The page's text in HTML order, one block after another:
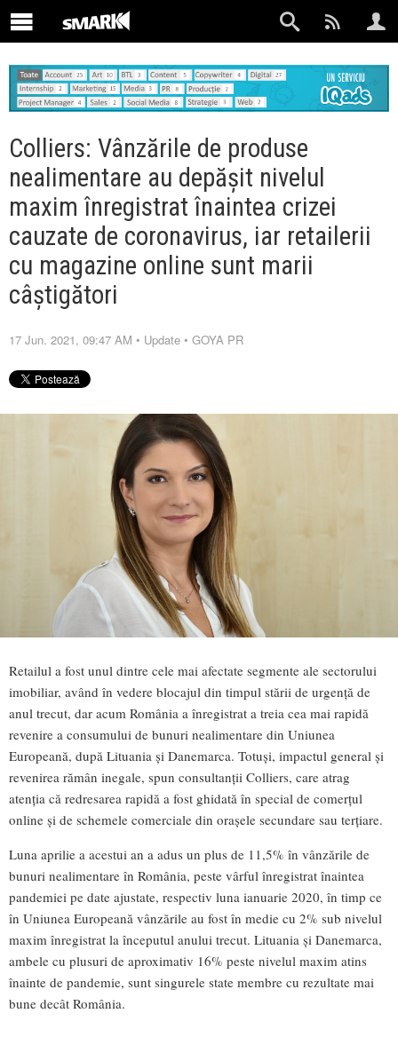
Colliers: Vânzările de produse
nealimentare au depășit nivelul
maxim înregistrat înaintea crizei
cauzate de coronavirus, iar retailerii
cu magazine online sunt marii
câștigători
17 Jun. 2021, 09:47 AM • Update • GOYA PR
Retailul a fost unul dintre cele mai afectate segmente ale sectorului
imobiliar, având în vedere blocajul din timpul stării de urgență de
anul trecut, dar acum România a înregistrat a treia cea mai rapidă
revenire a consumului de bunuri nealimentare din Uniunea
Europeană, după Lituania și Danemarca. Totuși, impactul general și
revenirea rămân inegale, spun consultanții Colliers, care atrag
atenția că redresarea rapidă a fost ghidată în special de comerțul
online și de schemele comerciale din orașele secundare sau terțiare.
Luna aprilie a acestui an a adus un plus de 11,5% în vânzările de
bunuri nealimentare în România, peste vârful înregistrat înaintea
pandemiei pe date ajustate, respectiv luna ianuarie 2020, în timp ce
în Uniunea Europeană vânzările au fost în medie cu 2% sub nivelul
maxim înregistrat la începutul anului trecut. Lituania și Danemarca,
ambele cu plusuri de aproximativ 16% peste nivelul maxim atins
înainte de pandemie, sunt singurele state membre cu rezultate mai
bune decât România.